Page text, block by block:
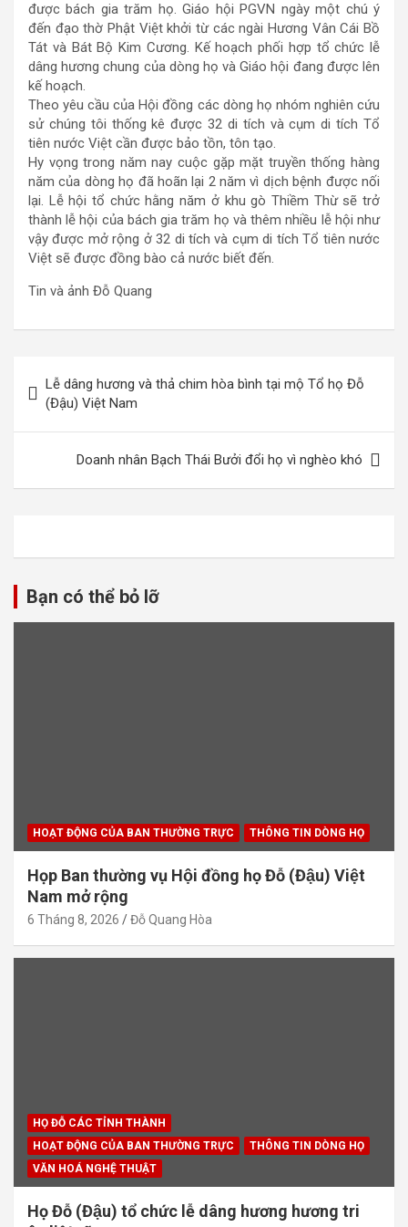
được bách gia trăm họ. Giáo hội PGVN ngày một chú ý
đến đạo thờ Phật Việt khởi từ các ngài Hương Vân Cái Bồ
Tát và Bát Bộ Kim Cương. Kế hoạch phối hợp tổ chức lễ
dâng hương chung của dòng họ và Giáo hội đang được lên
kế hoạch.
Theo yêu cầu của Hội đồng các dòng họ nhóm nghiên cứu
sử chúng tôi thống kê được 32 di tích và cụm di tích Tổ
tiên nước Việt cần được bảo tồn, tôn tạo.
Hy vọng trong năm nay cuộc gặp mặt truyền thống hàng
năm của dòng họ đã hoãn lại 2 năm vì dịch bệnh được nối
lại. Lễ hội tổ chức hằng năm ở khu gò Thiềm Thừ sẽ trở
thành lễ hội của bách gia trăm họ và thêm nhiều lễ hội như
vậy được mở rộng ở 32 di tích và cụm di tích Tổ tiên nước
Việt sẽ được đồng bào cả nước biết đến.
Tin và ảnh Đỗ Quang
Điều
hướng
bài
Lễ dâng hương và thả chim hòa bình tại mộ Tổ họ Đỗ
(Đậu) Việt Nam
Doanh nhân Bạch Thái Bưởi đổi họ vì nghèo khó
Bạn có thể bỏ lỡ
HOẠT ĐỘNG CỦA BAN THƯỜNG TRỰC THÔNG TIN DÒNG HỌ
Họp Ban thường vụ Hội đồng họ Đỗ (Đậu) Việt
Nam mở rộng
6 Tháng 8, 2026 Đỗ Quang Hòa
HỌ ĐỖ CÁC TỈNH THÀNH
HOẠT ĐỘNG CỦA BAN THƯỜNG TRỰC
THÔNG TIN DÒNG HỌ
VĂN HOÁ NGHỆ THUẬT
Họ Đỗ (Đậu) tổ chức lễ dâng hương hương tri